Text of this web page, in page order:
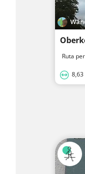
Ruta
8,63